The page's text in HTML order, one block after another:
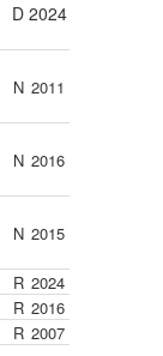
D 2024
N 2011
N 2016
N 2015
R 2024
R 2016
R 2007